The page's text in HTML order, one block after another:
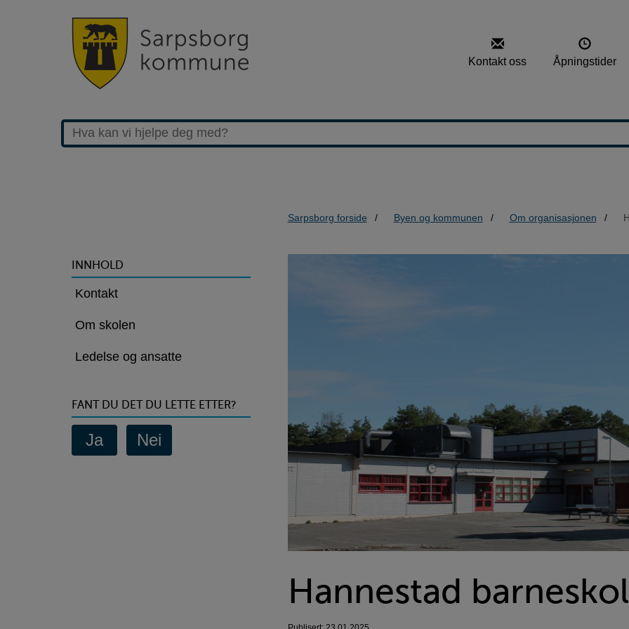
Kontakt oss Åpningstider
Sarpsborg forside Byen og kommunen Om organisasjonen
>Hannestad
barneskole
INNHOLD
Kontakt
Om skolen
Ledelse og ansatte
FANT DU DET DU LETTE ETTER?
Hannestad